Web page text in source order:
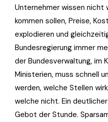
Unternehmer wissen nicht
kommen sollen, Preise,
explodieren und
Bundesregierung immer
der Bundesverwaltung, im
Ministerien, muss schnell
werden, welche Stellen
welche nicht. Ein
Gebot der Stunde.